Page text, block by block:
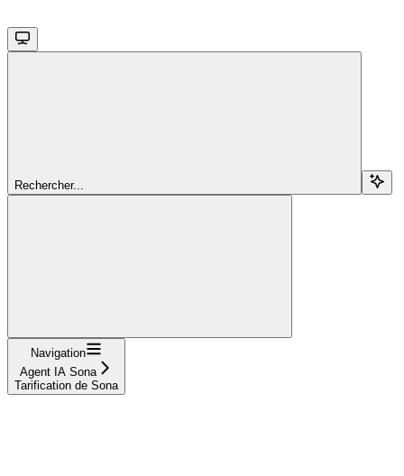
Rechercher...
Navigation
Agent IA Sona
Tarification de Sona